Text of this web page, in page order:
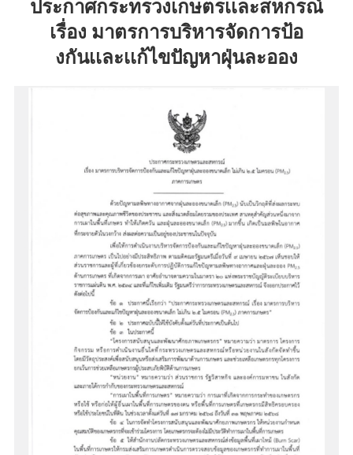
ประกาศกระทรวงเกษตรเเละสหกรณ์
เรื่อง มาตรการบริหารจัดการป้อ
งกันเเละเเก้ไขปัญหาฝุ่นละออง